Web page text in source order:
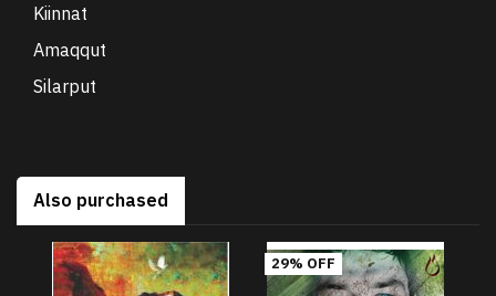
Kiinnat
Amaqqut
Silarput
Also purchased
29% OFF